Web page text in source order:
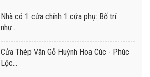
Nhà có 1 cửa chính 1 cửa phụ: Bố trí
như...
Cửa Thép Vân Gỗ Huỳnh Hoa Cúc - Phúc
Lộc...